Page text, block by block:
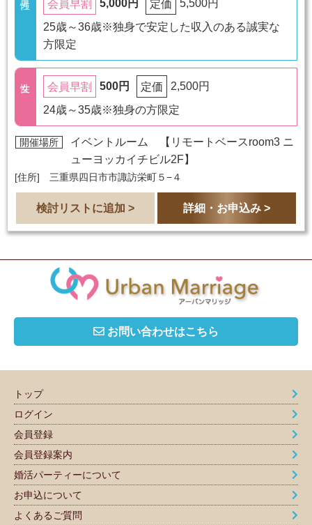
会員早割 5,000円 定価
5,500円
25歳～36歳※独身で安定した収入のある誠実な
方限定
会員早割 500円 定価
2,500円
24歳～35歳※独身の方限定
開催場所 イベントルーム 【 リモートベースroom3 ニ
ューヨッカイチビル2F】
[住所] 三重県四日市市諏訪栄町５−４
検討リストに追加 > 詳細・お申込み >
お問い合わせはこちら
トップ
ログイン
会員登録
会員登録案内
婚活パーティーについて
お申込について
よくあるご質問